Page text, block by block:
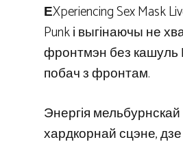
ЕXperiencing Sex Mask
Punk і выгінаючы не
фронтмэн без кашуль
побач з фронтам.
Энергія
хардкорнай сцэне,